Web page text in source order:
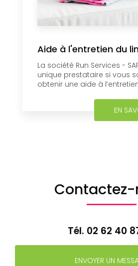
Aide à l'entretien du
La société Run Services -
unique prestataire si vous
obtenir une aide à
EN
Contactez-
Tél. 02 62 40
ENVOYER UN